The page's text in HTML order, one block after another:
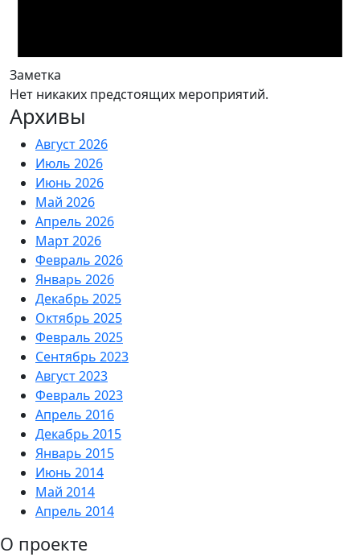
Заметка
Нет никаких предстоящих мероприятий.
Архивы
Август 2026
Июль 2026
Июнь 2026
Май 2026
Апрель 2026
Март 2026
Февраль 2026
Январь 2026
Декабрь 2025
Октябрь 2025
Февраль 2025
Сентябрь 2023
Август 2023
Февраль 2023
Апрель 2016
Декабрь 2015
Январь 2015
Июнь 2014
Май 2014
Апрель 2014
О проекте